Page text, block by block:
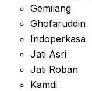
Gemilang
Ghofaruddin
Indoperkasa
Jati Asri
Jati Roban
Kamdi